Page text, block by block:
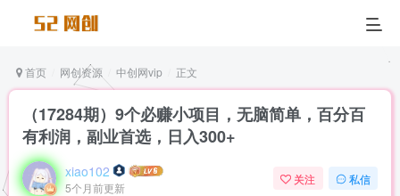
首页 网创资源 中创网vip 正文
（17284期）9个必赚小项目，无脑简单，百分百
有利润，副业首选，日入300+
xiao102
5个月前更新
关注 私信